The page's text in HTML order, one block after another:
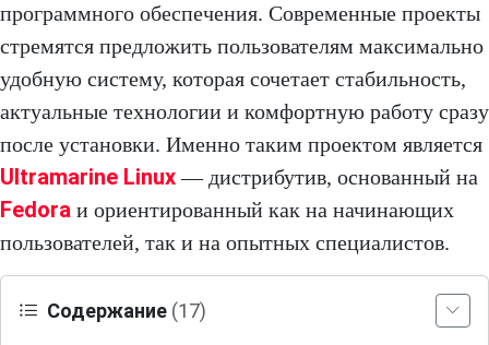
программного обеспечения. Современные проекты
стремятся предложить пользователям максимально
удобную систему, которая сочетает стабильность,
актуальные технологии и комфортную работу сразу
после установки. Именно таким проектом является
Ultramarine Linux— дистрибутив, основанный на
Fedora и ориентированный как на начинающих
пользователей, так и на опытных специалистов.
Содержание (17)